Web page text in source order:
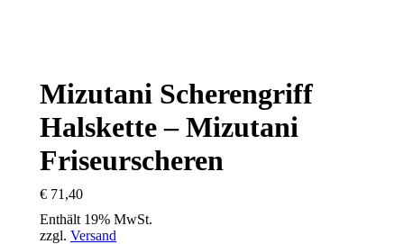
Mizutani Scherengriff
Halskette – Mizutani
Friseurscheren
€ 71,40
Enthält 19% MwSt.
zzgl. Versand